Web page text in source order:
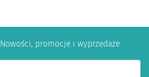
Nowości, promocje i wyprzedaże